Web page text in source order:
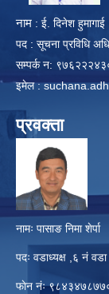
नाम : ई. दिनेश हुमागाई
पद : सूचना प्रविधि
सम्पर्क न:
इमेल :
प्रवक्ता
नामः पासाङ निमा शेर्पा
पदः वडाध्यक्ष ,६ नं वडा
फाेन नंः